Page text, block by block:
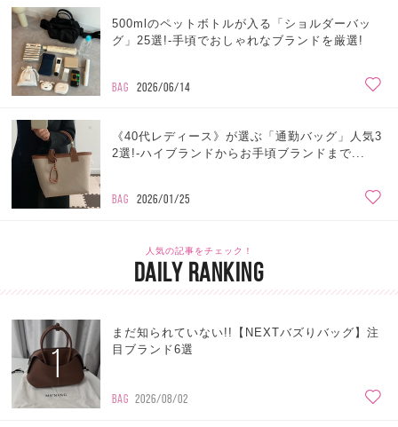
500mlのペットボトルが入る「ショルダーバッ
グ」25選!-手頃でおしゃれなブランドを厳選!
BAG 2026/06/14
《40代レディース》が選ぶ「通勤バッグ」人気3
2選!-ハイブランドからお手頃ブランドまで...
BAG 2026/01/25
人気の記事をチェック！
DAILY RANKING
1
まだ知られていない!!【NEXTバズりバッグ】注
目ブランド6選
BAG 2026/08/02